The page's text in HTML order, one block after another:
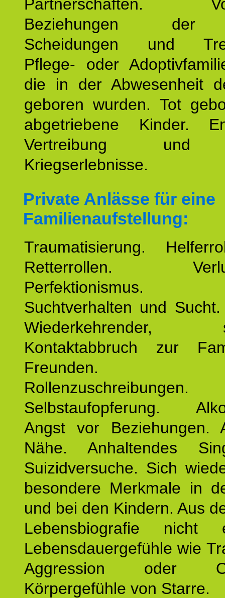
Partnerschaften.
Beziehungen der
Scheidungen und
Pflege- oder
die in der Abwesenheit
geboren wurden. Tot
abgetriebene Kinder.
Vertreibung und
Kriegserlebnisse.
Private Anlässe für eine
Familienaufstellung:
Traumatisierung.
Retterrollen.
Perfektionismus.
Suchtverhalten und
Wiederkehrender,
Kontaktabbruch zur
Freunden.
Rollenzuschreibungen.
Selbstaufopferung.
Angst vor Beziehungen.
Nähe. Anhaltendes
Suizidversuche. Sich
besondere Merkmale in
und bei den Kindern. Aus
Lebensbiografie nicht
Lebensdauergefühle wie
Aggression oder
Körpergefühle von Starre.